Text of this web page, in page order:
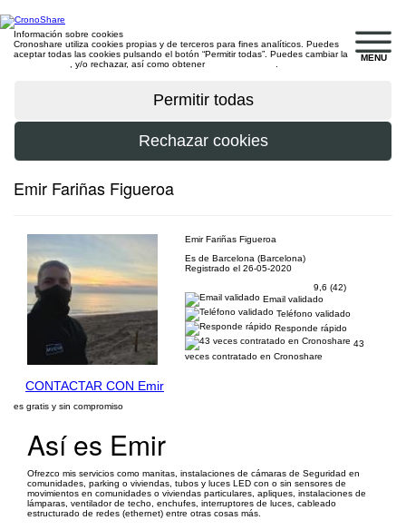
MENU
Información sobre cookies
Cronoshare utiliza cookies propias y de terceros para fines analíticos. Puedes
aceptar todas las cookies pulsando el botón “Permitir todas”. Puedes cambiar la
, y/o rechazar, así como obtener
Emir Fariñas Figueroa
Emir Fariñas Figueroa
Es de Barcelona (Barcelona)
Registrado el 26-05-2020
9,6 (42)
Email validado
Teléfono validado
Responde rápido
43
veces contratado en Cronoshare
CONTACTAR CON Emir
es gratis y sin compromiso
Así es Emir
Ofrezco mis servicios como manitas, instalaciones de cámaras de Seguridad en
comunidades, parking o viviendas, tubos y luces LED con o sin sensores de
movimientos en comunidades o viviendas particulares, apliques, instalaciones de
lámparas, ventilador de techo, enchufes, interruptores de luces, cableado
estructurado de redes (ethernet) entre otras cosas más.